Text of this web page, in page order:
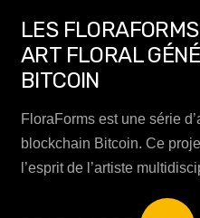
LES
ART FLORAL
BITCOIN
FloraForms est une série
blockchain Bitcoin. Ce
l’esprit de l’artiste